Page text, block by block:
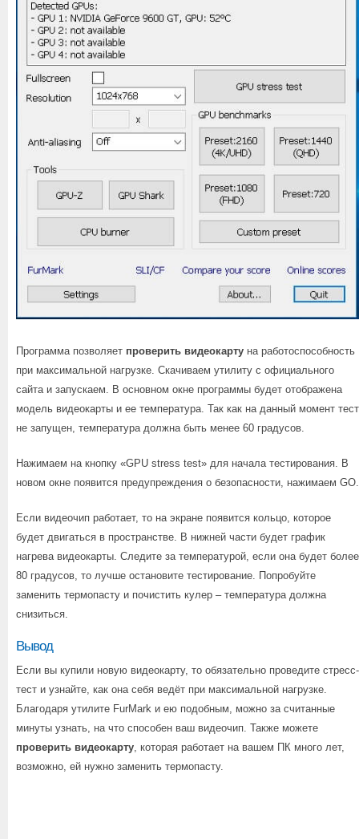
Программа позволяет проверить видеокарту на работоспособность
при максимальной нагрузке. Скачиваем утилиту с официального
сайта и запускаем. В основном окне программы будет отображена
модель видеокарты и ее температура. Так как на данный момент тест
не запущен, температура должна быть менее 60 градусов.
Нажимаем на кнопку «GPU stress test» для начала тестирования. В
новом окне появится предупреждения о безопасности, нажимаем GO.
Если видеочип работает, то на экране появится кольцо, которое
будет двигаться в пространстве. В нижней части будет график
нагрева видеокарты. Следите за температурой, если она будет более
80 градусов, то лучше остановите тестирование. Попробуйте
заменить термопасту и почистить кулер – температура должна
снизиться.
Вывод
Если вы купили новую видеокарту, то обязательно проведите стресс-
тест и узнайте, как она себя ведёт при максимальной нагрузке.
Благодаря утилите FurMark и ею подобным, можно за считанные
минуты узнать, на что способен ваш видеочип. Также можете
проверить видеокарту , которая работает на вашем ПК много лет,
возможно, ей нужно заменить термопасту.